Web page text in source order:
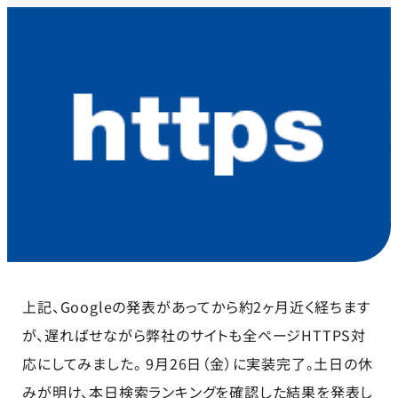
上記、Googleの発表があってから約2ヶ月近く経ちます
が、遅ればせながら弊社のサイトも全ページHTTPS対
応にしてみました。 9月26日（金）に実装完了。土日の休
みが明け、本日検索ランキングを確認した結果を発表し